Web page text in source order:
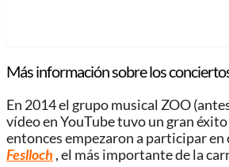
Más información sobre los
En 2014 el grupo musical ZOO
vídeo en YouTube tuvo un gran
entonces empezaron a participar
Feslloch , el más importante de la